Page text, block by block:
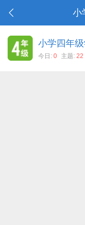
小
小学四年
今日: 0 主题: 22